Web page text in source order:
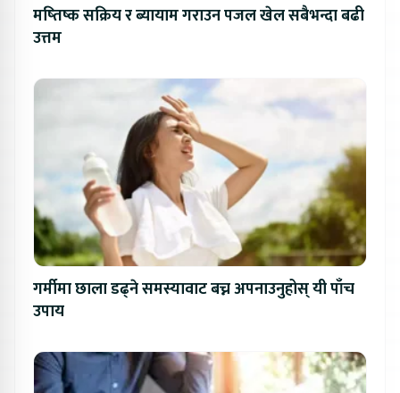
मष्तिष्क सक्रिय र ब्यायाम गराउन पजल खेल सबैभन्दा बढी
उत्तम
गर्मीमा छाला डढ्ने समस्यावाट बच्न अपनाउनुहोस् यी पाँच
उपाय